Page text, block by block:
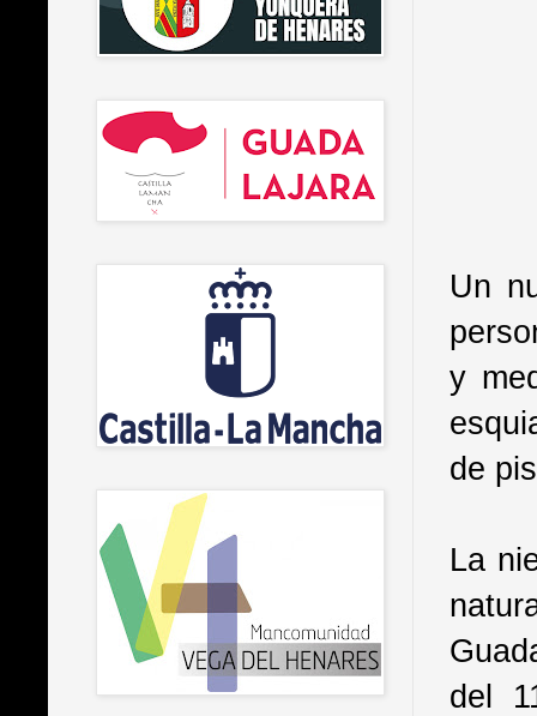
Un
y
de
La
del